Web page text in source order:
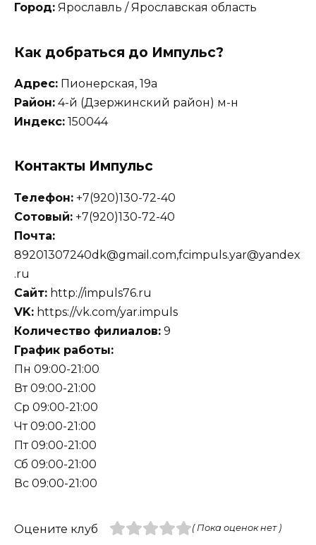
Город: Ярославль / Ярославская область
Как добраться до Импульс?
Адрес: Пионерская, 19а
Район: 4-й (Дзержинский район) м-н
Индекс: 150044
Контакты Импульс
Телефон: +7(920)130-72-40
Сотовый: +7(920)130-72-40
Почта:
89201307240dk@gmail.com,fcimpuls.yar@yandex
.ru
Сайт: http://impuls76.ru
VK: https://vk.com/yar.impuls
Количество филиалов: 9
График работы:
Пн 09:00-21:00
Вт 09:00-21:00
Ср 09:00-21:00
Чт 09:00-21:00
Пт 09:00-21:00
Сб 09:00-21:00
Вс 09:00-21:00
Оцените клуб ( Пока оценок нет )